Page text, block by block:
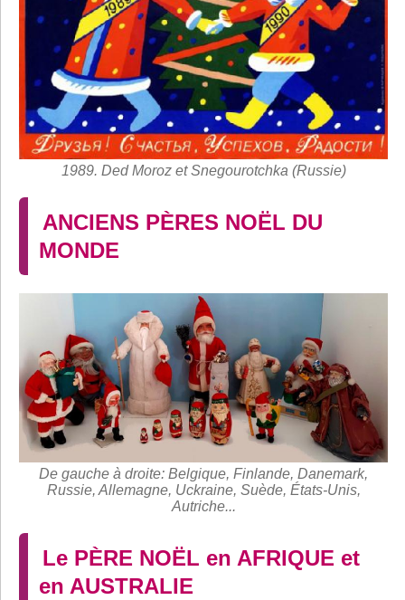
1989. Ded Moroz et Snegourotchka (Russie)
ANCIENS PÈRES NOËL DU
MONDE
De gauche à droite: Belgique, Finlande, Danemark,
Russie, Allemagne, Uckraine, Suède, États-Unis,
Autriche...
Le PÈRE NOËL en AFRIQUE et
en AUSTRALIE